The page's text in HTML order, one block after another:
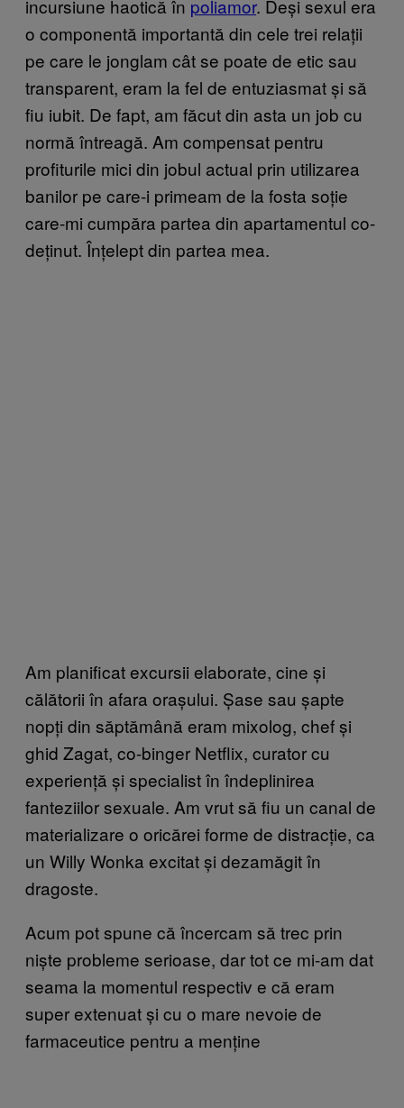
incursiune haotică în poliamor. Deși sexul era
o componentă importantă din cele trei relații
pe care le jonglam cât se poate de etic sau
transparent, eram la fel de entuziasmat și să
fiu iubit. De fapt, am făcut din asta un job cu
normă întreagă. Am compensat pentru
profiturile mici din jobul actual prin utilizarea
banilor pe care-i primeam de la fosta soție
care-mi cumpăra partea din apartamentul co-
deținut. Înțelept din partea mea.
Am planificat excursii elaborate, cine și
călătorii în afara orașului. Șase sau șapte
nopți din săptămână eram mixolog, chef și
ghid Zagat, co-binger Netflix, curator cu
experiență și specialist în îndeplinirea
fanteziilor sexuale. Am vrut să fiu un canal de
materializare o oricărei forme de distracție, ca
un Willy Wonka excitat și dezamăgit în
dragoste.
Acum pot spune că încercam să trec prin
niște probleme serioase, dar tot ce mi-am dat
seama la momentul respectiv e că eram
super extenuat și cu o mare nevoie de
farmaceutice pentru a menține